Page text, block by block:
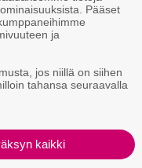
Pääset
ja
jos niillä on siihen
tahansa seuraavalla
kaikki